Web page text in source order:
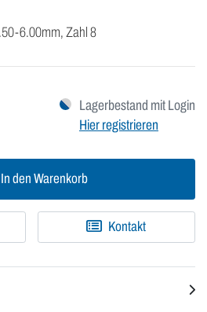
6.00mm, Zahl 8
Lagerbestand mit Login
Hier registrieren
In den Warenkorb
Kontakt